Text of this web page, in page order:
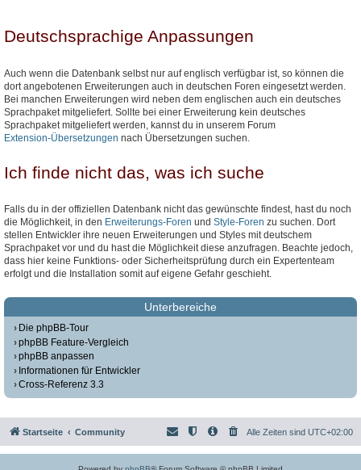
Deutschsprachige Anpassungen
Auch wenn die Datenbank selbst nur auf englisch verfügbar ist, so können die
dort angebotenen Erweiterungen auch in deutschen Foren eingesetzt werden.
Bei manchen Erweiterungen wird neben dem englischen auch ein deutsches
Sprachpaket mitgeliefert. Sollte bei einer Erweiterung kein deutsches
Sprachpaket mitgeliefert werden, kannst du in unserem Forum
Extension-Übersetzungen nach Übersetzungen suchen.
Ich finde nicht das, was ich suche
Falls du in der offiziellen Datenbank nicht das gewünschte findest, hast du noch
die Möglichkeit, in den Erweiterungs-Foren und Style-Foren zu suchen. Dort
stellen Entwickler ihre neuen Erweiterungen und Styles mit deutschem
Sprachpaket vor und du hast die Möglichkeit diese anzufragen. Beachte jedoch,
dass hier keine Funktions- oder Sicherheitsprüfung durch ein Expertenteam
erfolgt und die Installation somit auf eigene Gefahr geschieht.
Unterbereiche
Die phpBB-Tour
phpBB Feature-Vergleich
phpBB anpassen
Informationen für Entwickler
Cross-Referenz 3.3
Startseite Community Alle Zeiten sind UTC+02:00